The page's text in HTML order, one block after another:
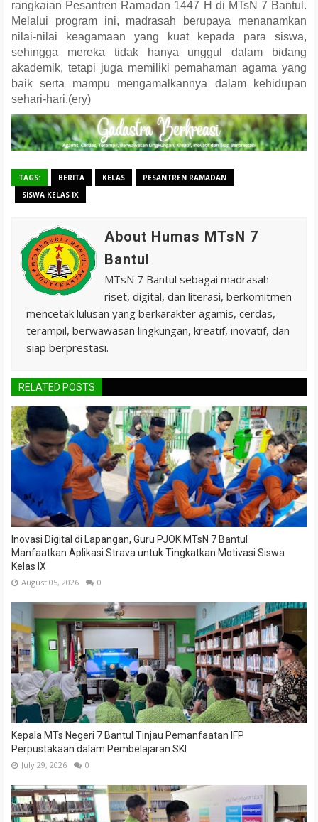
rangkaian Pesantren Ramadan 1447 H di MTsN 7 Bantul.
Melalui program ini, madrasah berupaya menanamkan
nilai-nilai keagamaan yang kuat kepada para siswa,
sehingga mereka tidak hanya unggul dalam bidang
akademik, tetapi juga memiliki pemahaman agama yang
baik serta mampu mengamalkannya dalam kehidupan
sehari-hari.(ery)
TAGS: BERITA KELAS
PESANTREN RAMADAN
SISWA KELAS IX
About Humas MTsN 7
Bantul
MTsN 7 Bantul sebagai madrasah
riset, digital, dan literasi, berkomitmen
mencetak lulusan yang berkarakter agamis, cerdas,
terampil, berwawasan lingkungan, kreatif, inovatif, dan
siap berprestasi.
RELATED POSTS
Inovasi Digital di Lapangan, Guru PJOK MTsN 7 Bantul
Manfaatkan Aplikasi Strava untuk Tingkatkan Motivasi Siswa
Kelas IX
August 05, 2026 0
Kepala MTs Negeri 7 Bantul Tinjau Pemanfaatan IFP
Perpustakaan dalam Pembelajaran SKI
July 29, 2026 0